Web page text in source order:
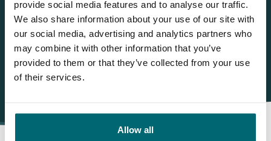
provide social media features and to analyse our traffic.
We also share information about your use of our site with
our social media, advertising and analytics partners who
may combine it with other information that you’ve
provided to them or that they’ve collected from your use
of their services.
Allow all
info@thecarpspecialist.de
WhatsApp: +31 6 5519 1755